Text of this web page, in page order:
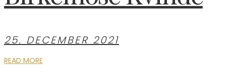
25. DECEMBER 2021
READ MORE